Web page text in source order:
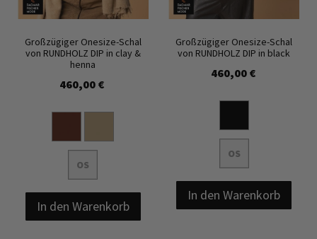
Großzügiger Onesize-Schal
von RUNDHOLZ DIP in clay &
henna
460,00 €
OS
In den Warenkorb
Großzügiger Onesize-Schal
von RUNDHOLZ DIP in black
460,00 €
OS
In den Warenkorb